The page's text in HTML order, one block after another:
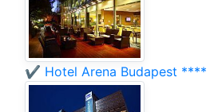
✔️ Hotel Arena Budapest ****